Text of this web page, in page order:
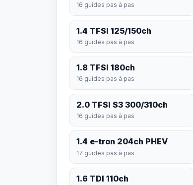
16 guides pas à pas
1.4 TFSI 125/150ch
16 guides pas à pas
1.8 TFSI 180ch
16 guides pas à pas
2.0 TFSI S3 300/310ch
16 guides pas à pas
1.4 e-tron 204ch PHEV
17 guides pas à pas
1.6 TDI 110ch